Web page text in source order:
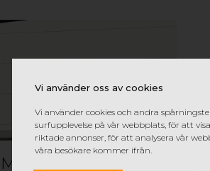
Vi använder oss av cookies
Vi använder cookies och andra
surfupplevelse på vår webbplats, för att
riktade annonser, för att analysera vår
våra besökare kommer ifrån.